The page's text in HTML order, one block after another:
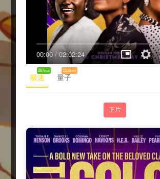
00:00/02:02:24
极速
287ms
量子
1536ms
正片